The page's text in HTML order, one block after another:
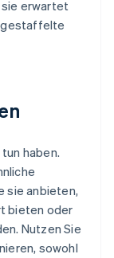
erwartet
gestaffelte
haben.
sie anbieten,
bieten oder
Nutzen Sie
sowohl